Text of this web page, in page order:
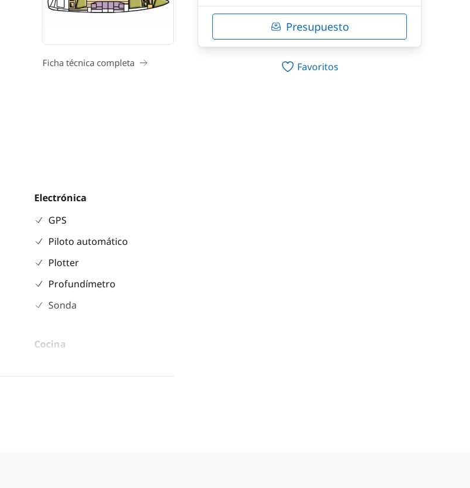
Ficha técnica completa
Electrónica
GPS
Piloto automático
Plotter
Profundímetro
Sonda
Cocina
Presupuesto
Favoritos